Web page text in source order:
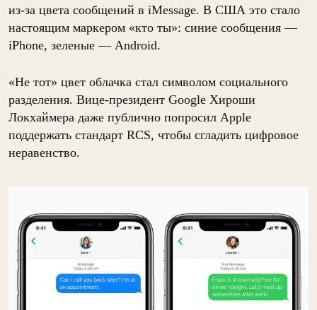
из-за цвета сообщений в iMessage. В США это стало
настоящим маркером «кто ты»: синие сообщения —
iPhone, зеленые — Android.
«Не тот» цвет облачка стал символом социального
разделения. Вице-президент Google Хироши
Локхаймера даже публично попросил Apple
поддержать стандарт RCS, чтобы сгладить цифровое
неравенство.